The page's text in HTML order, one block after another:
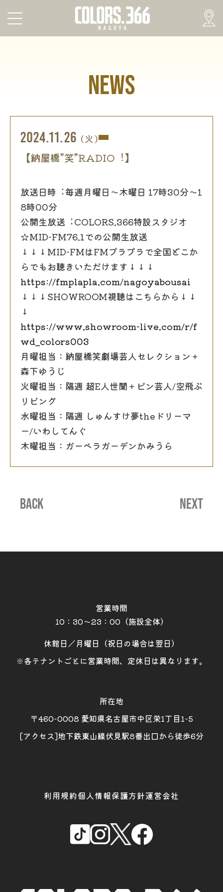
NEWS
2024.11.26 (火)
【納屋橋”笑”RADIO︕】
放送⽇時︓毎週⽉曜⽇〜⽊曜⽇ 17時30分〜1
8時00分
公開⽣放送︓COLORS.366特設スタジオ
☆MID-FM76.1での公開生放送
↓↓↓MID-FMはFMプラプラで全国どこか
らでもお聴きいただけます↓↓↓
https://fmplapla.com/nagoyabousai
↓↓↓SHOWROOM視聴はこちらから↓↓
↓
https://www.showroom-live.com/r/f
wd_colors003
月曜担当：納屋橋笑劇場芸人セレクション＋
森下ゆうじ
火曜担当：隔週 超E人世聞＋ピン芸人/空飛ぶ
リビング
水曜担当：隔週 しゅんすけ夢theドリーマ
ー/いわしてんぐ
木曜担当：ガーベラガーデンかみうら
BACK NEXT
営業時間
10：30～23：00（施設全体）
休館日／月曜日（祝日の場合は翌日）
※各テナントごとに営業時間、定休日は異なります。
所在地
〒460-0008 愛知県名古屋市中区栄1丁目1-5
[アクセス]地下鉄東山線伏見駅8番出口から徒歩6分
利用規約個人情報保護方針運営会社